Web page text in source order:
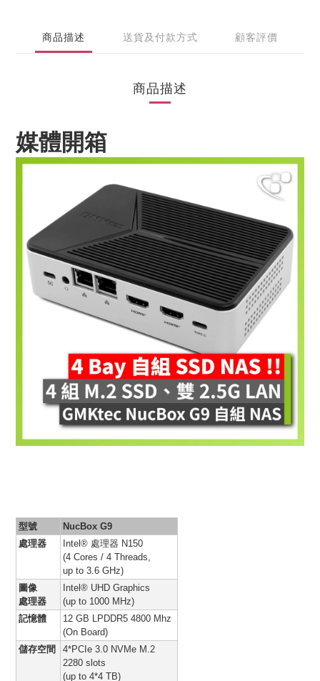
商品描述 送貨及付款方式 顧客評價
商品描述
媒體開箱
型號
NucBox G9
處理器
Intel® 處理器 N150
(4 Cores / 4 Threads,
up to 3.6 GHz)
圖像
處理器
Intel® UHD Graphics
(up to 1000 MHz)
記憶體
12 GB LPDDR5 4800 Mhz
(On Board)
儲存空間
4*PCIe 3.0 NVMe M.2
2280 slots
(up to 4*4 TB)